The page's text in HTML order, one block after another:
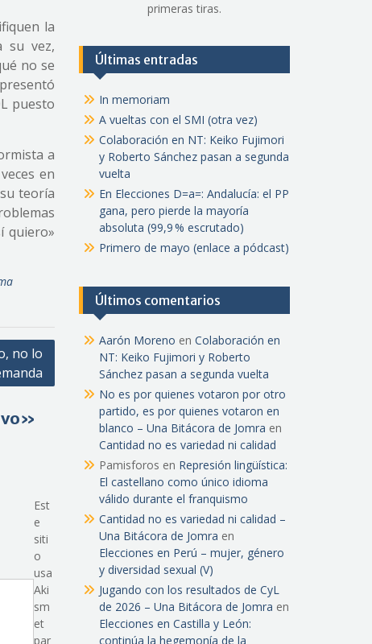
la
su vez,
no se
puesto
a
en
teoría
quiero»
no lo
Est
e
siti
o
usa
Aki
sm
et
par
primeras tiras.
Últimas entradas
In memoriam
A vueltas con el SMI (otra vez)
Colaboración en NT: Keiko Fujimori
y Roberto Sánchez pasan a segunda
vuelta
En Elecciones D=a=: Andalucía: el PP
gana, pero pierde la mayoría
absoluta (99,9 % escrutado)
Primero de mayo (enlace a pódcast)
Últimos comentarios
Aarón Moreno en Colaboración en
NT: Keiko Fujimori y Roberto
Sánchez pasan a segunda vuelta
No es por quienes votaron por otro
partido, es por quienes votaron en
blanco – Una Bitácora de Jomra en
Cantidad no es variedad ni calidad
Pamisforos en Represión lingüística:
El castellano como único idioma
válido durante el franquismo
Cantidad no es variedad ni calidad –
Una Bitácora de Jomra en
Elecciones en Perú – mujer, género
y diversidad sexual (V)
Jugando con los resultados de CyL
de 2026 – Una Bitácora de Jomra en
Elecciones en Castilla y León:
continúa la hegemonía de la